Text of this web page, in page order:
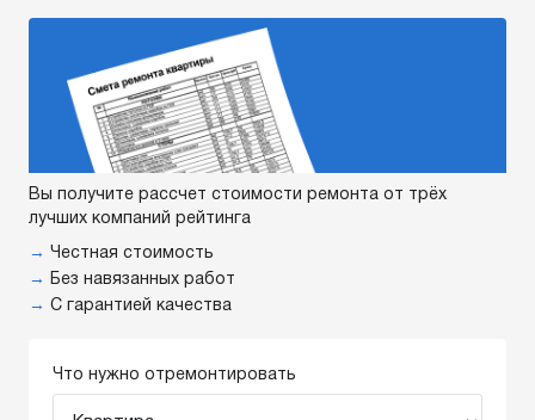
Что нужно отремонтировать
Вы получите рассчет стоимости ремонта от трёх
лучших компаний рейтинга
→ Честная стоимость
→
Без навязанных работ
→ С гарантией качества